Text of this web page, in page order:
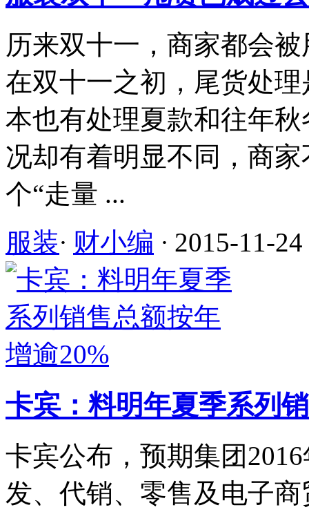
历来双十一，商家都会
在双十一之初，尾货处
本也有处理夏款和往年
况却有着明显不同，商
个“走量 ...
服装· 财小编 · 2015-11-
卡宾：料明年夏季系列
卡宾公布，预期集团
发、代销、零售及电子